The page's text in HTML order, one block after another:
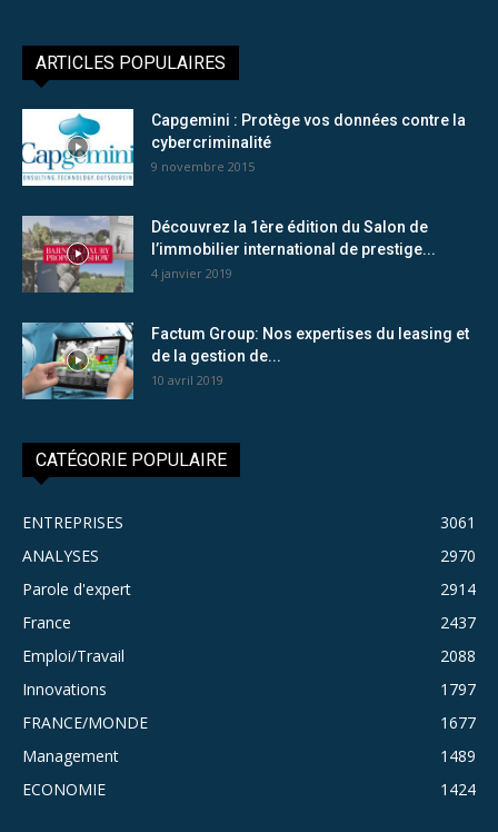
ARTICLES POPULAIRES
Capgemini : Protège vos données contre la
cybercriminalité
9 novembre 2015
Découvrez la 1ère édition du Salon de
l’immobilier international de prestige...
4 janvier 2019
Factum Group: Nos expertises du leasing et
de la gestion de...
10 avril 2019
CATÉGORIE POPULAIRE
ENTREPRISES
3061
ANALYSES
2970
Parole d'expert
2914
France
2437
Emploi/Travail
2088
Innovations
1797
FRANCE/MONDE
1677
Management
1489
ECONOMIE
1424